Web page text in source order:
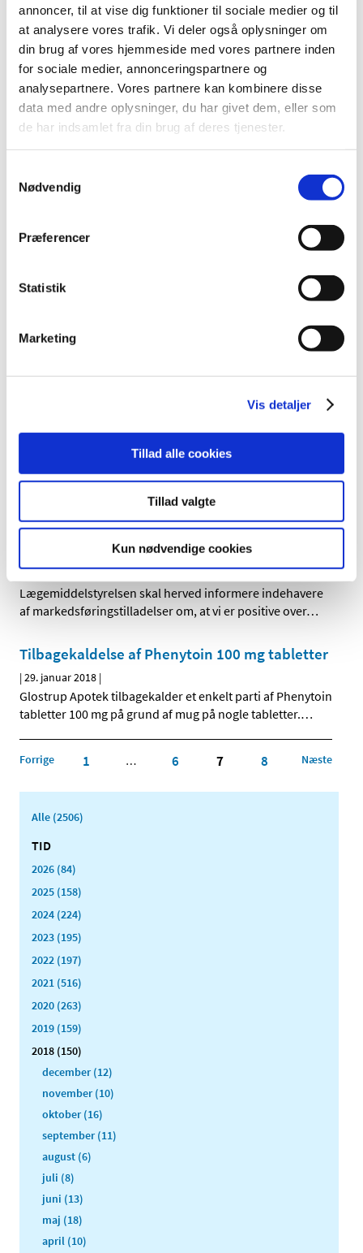
annoncer, til at vise dig funktioner til sociale medier og til
at analysere vores trafik. Vi deler også oplysninger om
din brug af vores hjemmeside med vores partnere inden
for sociale medier, annonceringspartnere og
analysepartnere. Vores partnere kan kombinere disse
data med andre oplysninger, du har givet dem, eller som
de har indsamlet fra din brug af deres tjenester.
Nødvendig
Præferencer
Statistik
Marketing
Vis detaljer
Tillad alle cookies
Tillad valgte
Kun nødvendige cookies
markedet
5. februar 2018
Det europæiske lægemiddelagentur bekræfter nu den
tidligere anbefaling om at trække produkter med
Ledig bevilling til Sydhavnsapoteket
oktober 2018. Sydhavnsapoteket er beliggende i
| 1. februar 2018
oktober 2018. Enghave Apotek er beliggende i
1. februar 2018
Ledig bevilling til Galten Apotek
Bevillingen til at drive Galten Apotek er ledig pr. 1. juli
2018. Galten Apotek er beliggende i postnummer 8464.
Brexit - skift af referenceland fra
Storbritannien til Danmark
Lægemiddelstyrelsen skal herved informere indehavere
af markedsføringstilladelser om, at vi er positive over…
Tilbagekaldelse af Phenytoin 100 mg tabletter
|29. januar 2018 |
Glostrup Apotek tilbagekalder et enkelt parti af Phenytoin
tabletter 100 mg på grund af mug på nogle tabletter.…
Forrige 1 … 6 7 8 Næste
Alle (2506)
TID
2026 (84)
2025 (158)
2024 (224)
2023 (195)
2022 (197)
2021 (516)
2020 (263)
2019 (159)
2018 (150)
december (12)
november (10)
oktober (16)
september (11)
august (6)
juli (8)
juni (13)
maj (18)
april (10)